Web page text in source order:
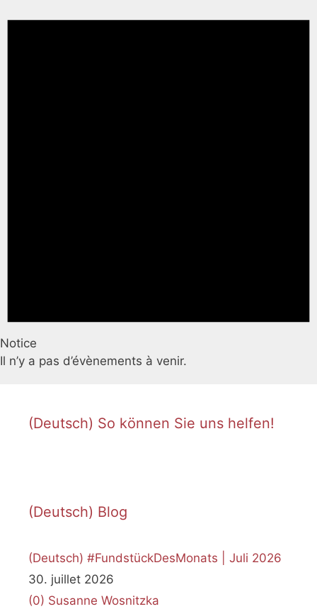
Notice
Il n’y a pas d’évènements à venir.
(Deutsch) So können Sie uns helfen!
(Deutsch) Blog
(Deutsch) #FundstückDesMonats | Juli 2026
30. juillet 2026
(0) Susanne Wosnitzka